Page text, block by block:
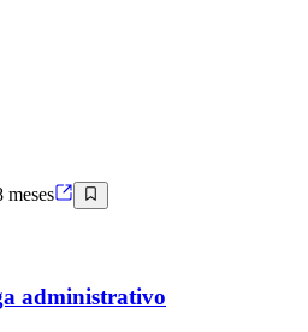
meses
administrativo